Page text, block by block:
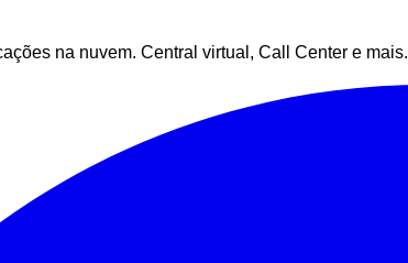
na nuvem. Central virtual, Call Center e mais.